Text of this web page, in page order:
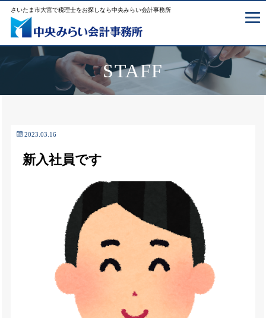
さいたま市大宮で税理士をお探しなら中央みらい会計事務所
STAFF
2023.03.16
新入社員です